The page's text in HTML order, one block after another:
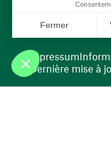
Dernière mise à
Impressum